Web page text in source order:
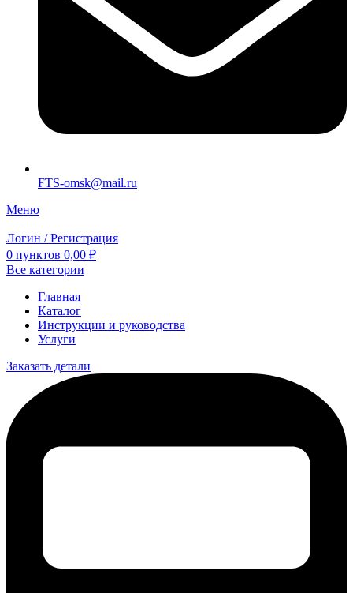
FTS-omsk@mail.ru
Меню
Логин / Регистрация
0 пунктов 0,00 ₽
Все категории
Главная
Каталог
Инструкции и руководства
Услуги
Заказать детали